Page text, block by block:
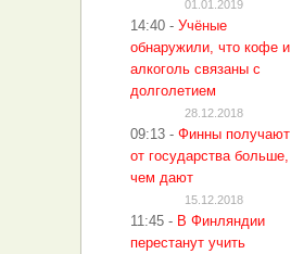
01.01.2019
14:40 - Учёные
обнаружили, что кофе и
алкоголь связаны с
долголетием
28.12.2018
09:13 - Финны получают
от государства больше,
чем дают
15.12.2018
11:45 - В Финляндии
перестанут учить